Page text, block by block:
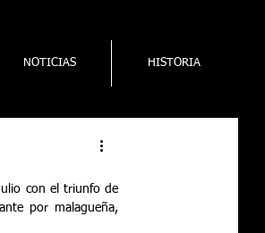
NOTICIAS HISTORIA
con el triunfo de
por malagueña,